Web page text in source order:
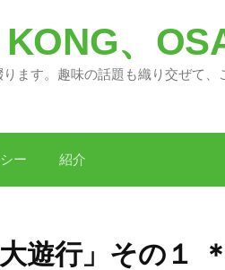
、
がちゃが」を綴りま
ー 紹介
遊行」その１